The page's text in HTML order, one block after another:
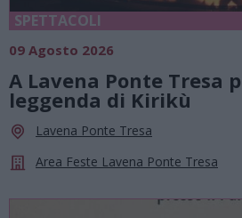
SPETTACOLI
09 Agosto 2026
A Lavena Ponte Tresa
leggenda di Kirikù
Lavena Ponte Tresa
Area Feste Lavena Ponte Tresa